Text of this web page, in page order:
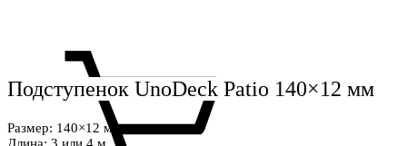
Подступенок UnoDeck Patio 140×12 мм
Размер: 140×12 мм